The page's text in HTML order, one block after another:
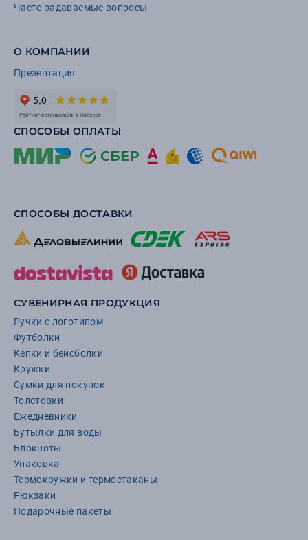
Часто задаваемые вопросы
О КОМПАНИИ
Презентация
СПОСОБЫ ОПЛАТЫ
СПОСОБЫ ДОСТАВКИ
СУВЕНИРНАЯ ПРОДУКЦИЯ
Ручки с логотипом
Футболки
Кепки и бейсболки
Кружки
Сумки для покупок
Толстовки
Ежедневники
Бутылки для воды
Блокноты
Упаковка
Термокружки и термостаканы
Рюкзаки
Подарочные пакеты